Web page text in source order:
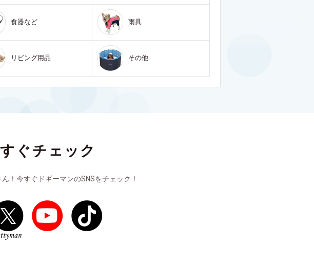
食器など 雨具
リビング用品 その他
ぐチェック
！今すぐドギーマンのSNSをチェック！